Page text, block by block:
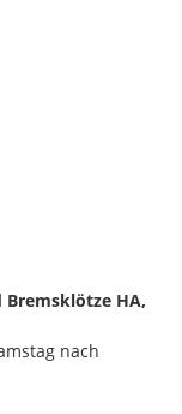
Bremsklötze HA,
nach